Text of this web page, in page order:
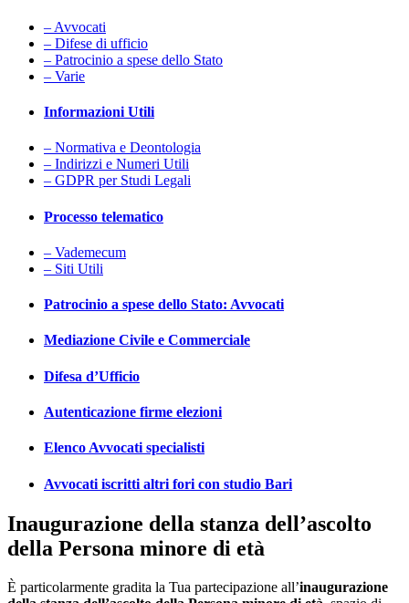
– Avvocati
– Difese di ufficio
– Patrocinio a spese dello Stato
– Varie
Informazioni Utili
– Normativa e Deontologia
– Indirizzi e Numeri Utili
– GDPR per Studi Legali
Processo telematico
– Vademecum
– Siti Utili
Patrocinio a spese dello Stato: Avvocati
Mediazione Civile e Commerciale
Difesa d’Ufficio
Autenticazione firme elezioni
Elenco Avvocati specialisti
Avvocati iscritti altri fori con studio Bari
Inaugurazione della stanza dell’ascolto
della Persona minore di età
È particolarmente gradita la Tua partecipazione all’inaugurazione